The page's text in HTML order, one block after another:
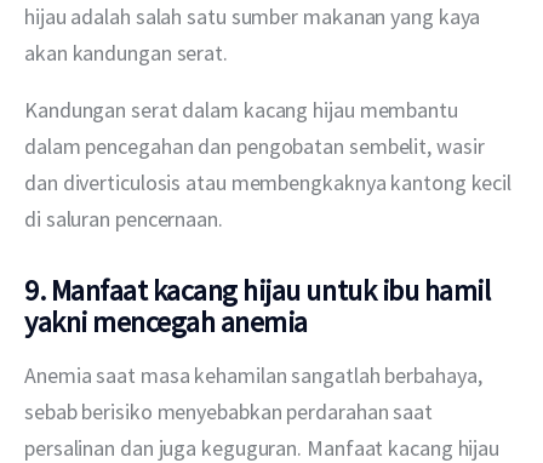
hijau adalah salah satu sumber makanan yang kaya
akan kandungan serat.
Kandungan serat dalam kacang hijau membantu
dalam pencegahan dan pengobatan sembelit, wasir
dan diverticulosis atau membengkaknya kantong kecil
di saluran pencernaan.
9. Manfaat kacang hijau untuk ibu hamil
yakni mencegah anemia
Anemia saat masa kehamilan sangatlah berbahaya,
sebab berisiko menyebabkan perdarahan saat
persalinan dan juga keguguran. Manfaat kacang hijau